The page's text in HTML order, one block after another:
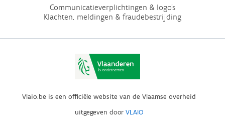
Communicatieverplichtingen & logo's
Klachten, meldingen & fraudebestrijding
Vlaio.be is een officiële website van de Vlaamse overheid
uitgegeven door VLAIO